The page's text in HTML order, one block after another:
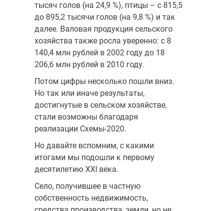
тысяч голов (на 24,9 %), птицы – с 815,5
до 895,2 тысячи голов (на 9,8 %) и так
далее. Валовая продукция сельского
хозяйства также росла уверенно: с 8
140,4 млн рублей в 2002 году до 18
206,6 млн рублей в 2010 году.
Потом цифры несколько пошли вниз.
Но так или иначе результаты,
достигнутые в сельском хозяйстве,
стали возможны благодаря
реализации Схемы-2020.
Но давайте вспомним, с какими
итогами мы подошли к первому
десятилетию XXI века.
Село, получившее в частную
собственность недвижимость,